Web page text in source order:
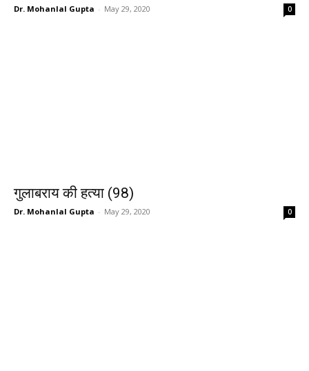
Dr. Mohanlal Gupta - May 29, 2020 0
गुलाबराय की हत्या (98)
Dr. Mohanlal Gupta - May 29, 2020 0